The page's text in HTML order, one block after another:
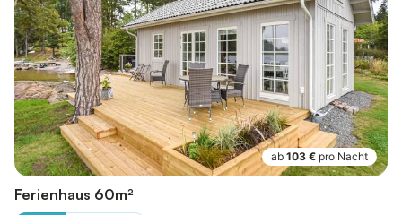
ab 103 € pro Nacht
Ferienhaus 60m²